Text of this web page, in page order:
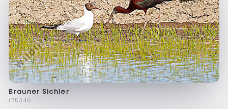
Brauner Sichler
f75346